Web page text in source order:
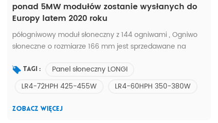
ponad 5MW modułów zostanie wysłanych do
Europy latem 2020 roku
półogniwowy moduł słoneczny z 144 ogniwami , Ogniwo
słoneczne o rozmiarze 166 mm jest sprzedawane na
440w 445w 450w i 455w . oprócz , dostarczamy również
panele słoneczne serii LR4 i LR6 , srebrno-czarną ramkę
60hph 310-330W LR4-60HPH 350-380W LR4-72HPH 425-
455w który jest wysyłany do Europy o...
Tagi :
Panel słoneczny LONGI
LR4-72HPH 425-455W
LR4-60HPH 350-380W
ZOBACZ WIĘCEJ